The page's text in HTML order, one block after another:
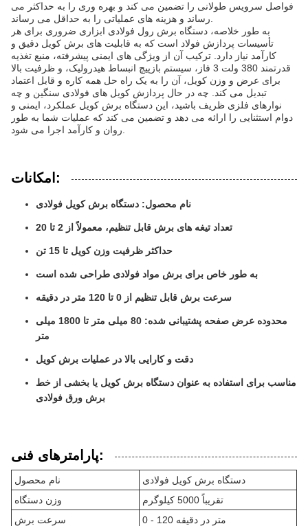
فواصل سرویس طولانی را تضمین می کند و بهره وری را به حداکثر می
به طور خلاصه، دستگاه برش رول فولادی ابزاری ضروری برای هر
تأسیسات پردازش فولاد است که به قابلیت های برش کویل دقیق و
کارآمد نیاز دارد. ترکیب آن از ویژگی های ایمنی پیشرفته، منبع تغذیه
قدرتمند 380 ولت 3 فاز، سیستم بازپیچ انبساط هیدرولیک، و ظرفیت بالا
برای عرض و وزن کویل، آن را به یک راه حل همه کاره و قابل اعتماد
تبدیل می کند. چه در حال پردازش کویل های فولادی سنگین و چه
نوارهای فلزی ظریف باشید، این دستگاه برش کویل عملکرد، ایمنی و
دوام استثنایی را ارائه می دهد و تضمین می کند که عملیات شما به طور
امکانات:
نام محصول: دستگاه برش کویل فولادی
تعداد تیغه های برش قابل تنظیم، معمولاً از 2 تا 20
حداکثر ظرفیت وزن کویل تا 15 تن
به طور خاص برای برش مواد فولادی طراحی شده است
سرعت برش قابل تنظیم از 0 تا 120 متر در دقیقه
محدوده عرض صفحه پشتیبانی شده: 80 میلی متر تا 1800 میلی
متر
دقت و کارایی بالا در عملیات برش کویل
مناسب برای استفاده به عنوان دستگاه برش کویل یا بخشی از خط
برش ورق فولادی
پارامترهای فنی:
نام محصول
دستگاه برش کویل فولادی
وزن دستگاه
تقریباً 5000 کیلوگرم
سرعت برش
0 - 120 متر در دقیقه